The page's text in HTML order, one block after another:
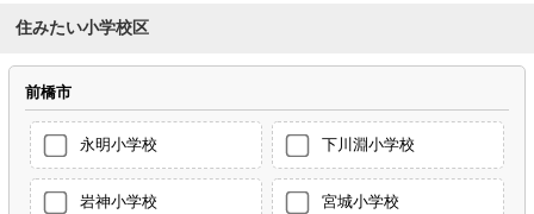
住みたい小学校区
前橋市
永明小学校 下川淵小学校
岩神小学校 宮城小学校